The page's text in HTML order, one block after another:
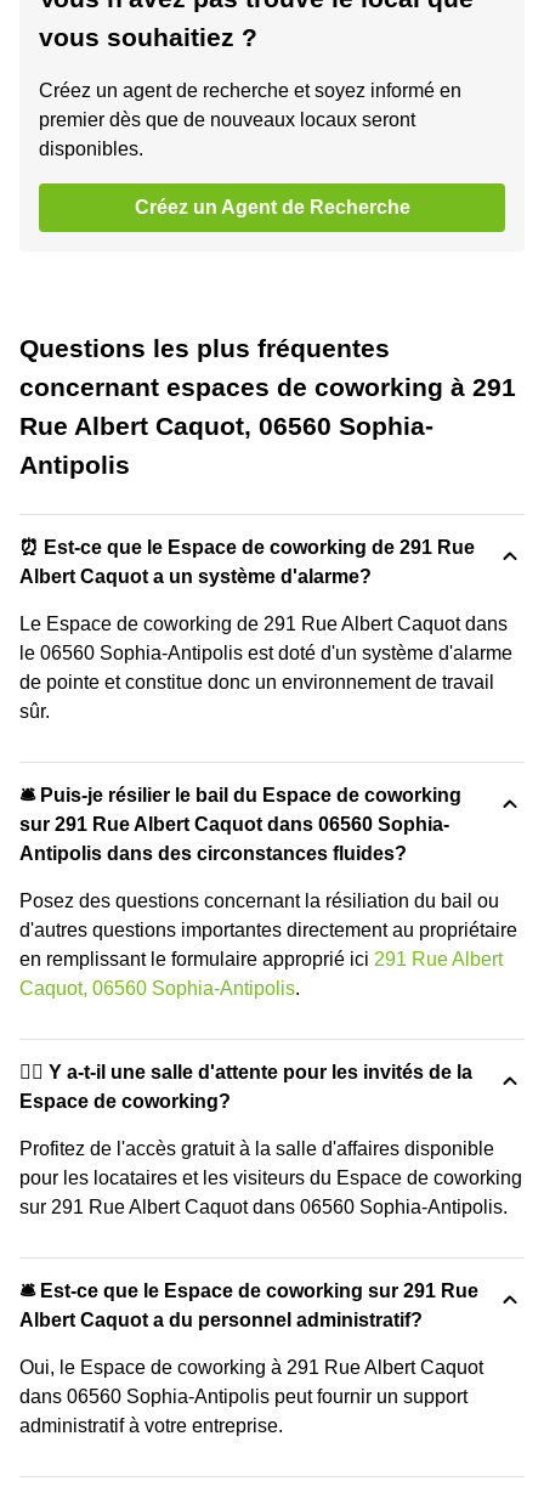
vous souhaitiez ?
Créez un agent de recherche et soyez informé en
premier dès que de nouveaux locaux seront
disponibles.
Créez un Agent de Recherche
Questions les plus fréquentes
concernant espaces de coworking à 291
Rue Albert Caquot, 06560 Sophia-
Antipolis
⏰ Est-ce que le Espace de coworking de 291 Rue
Albert Caquot a un système d'alarme?
Le Espace de coworking de 291 Rue Albert Caquot dans
le 06560 Sophia-Antipolis est doté d'un système d'alarme
de pointe et constitue donc un environnement de travail
sûr.
🛎 Puis-je résilier le bail du Espace de coworking
sur 291 Rue Albert Caquot dans 06560 Sophia-
Antipolis dans des circonstances fluides?
Posez des questions concernant la résiliation du bail ou
d'autres questions importantes directement au propriétaire
en remplissant le formulaire approprié ici 291 Rue Albert
Caquot, 06560 Sophia-Antipolis.
🙋‍♀️ Y a-t-il une salle d'attente pour les invités de la
Espace de coworking?
Profitez de l'accès gratuit à la salle d'affaires disponible
pour les locataires et les visiteurs du Espace de coworking
sur 291 Rue Albert Caquot dans 06560 Sophia-Antipolis.
🛎 Est-ce que le Espace de coworking sur 291 Rue
Albert Caquot a du personnel administratif?
Oui, le Espace de coworking à 291 Rue Albert Caquot
dans 06560 Sophia-Antipolis peut fournir un support
administratif à votre entreprise.